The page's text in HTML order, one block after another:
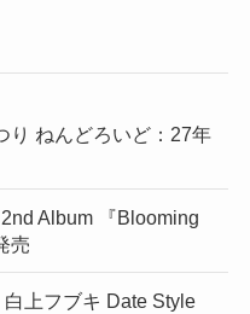
り ねんどろいど：27年
Album 『Blooming
売
白上フブキ Date Style